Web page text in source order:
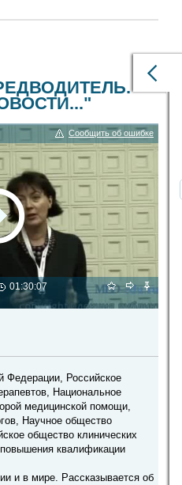
Сообщить об ошибке
01:30:07
Федерации, Российское
Национальное
медицинской помощи,
Научное общество
общество клинических
квалификации
и в мире. Рассказывается об